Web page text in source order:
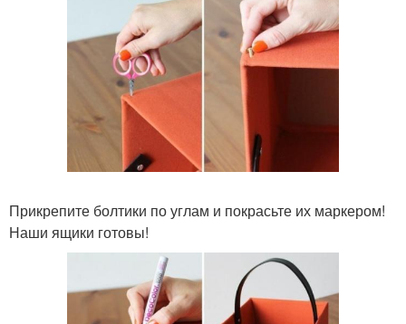
Прикрепите болтики по углам и покрасьте их маркером!
Наши ящики готовы!